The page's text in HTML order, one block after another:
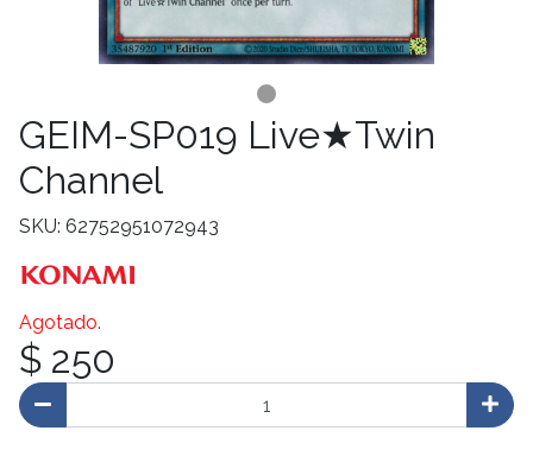
GEIM-SP019 Live★Twin
Channel
SKU: 62752951072943
Agotado.
$ 250